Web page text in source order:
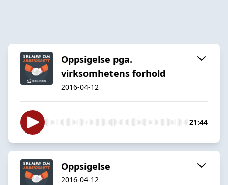
Oppsigelse pga.
virksomhetens forhold
2016-04-12
21:44
Oppsigelse
2016-04-12